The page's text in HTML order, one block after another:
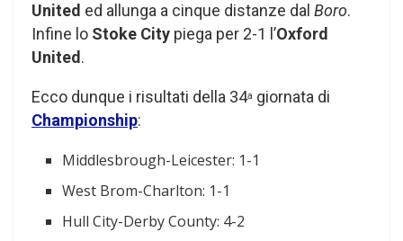
United ed allunga a cinque distanze dal Boro.
Infine lo Stoke City piega per 2-1 l’Oxford
United.
Ecco dunque i risultati della 34a giornata di
Championship:
Middlesbrough-Leicester: 1-1
West Brom-Charlton: 1-1
Hull City-Derby County: 4-2